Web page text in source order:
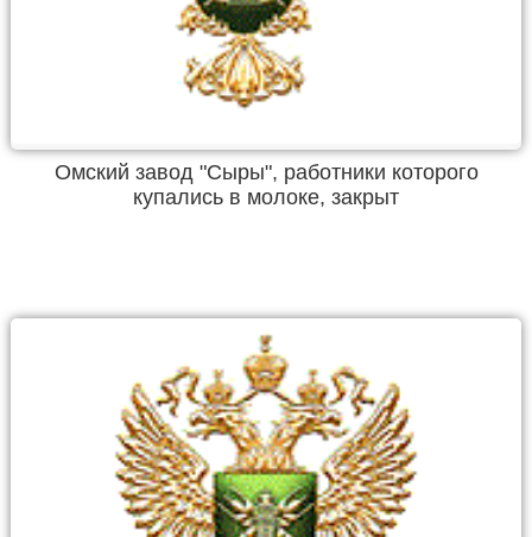
Омский завод "Сыры", работники которого
купались в молоке, закрыт